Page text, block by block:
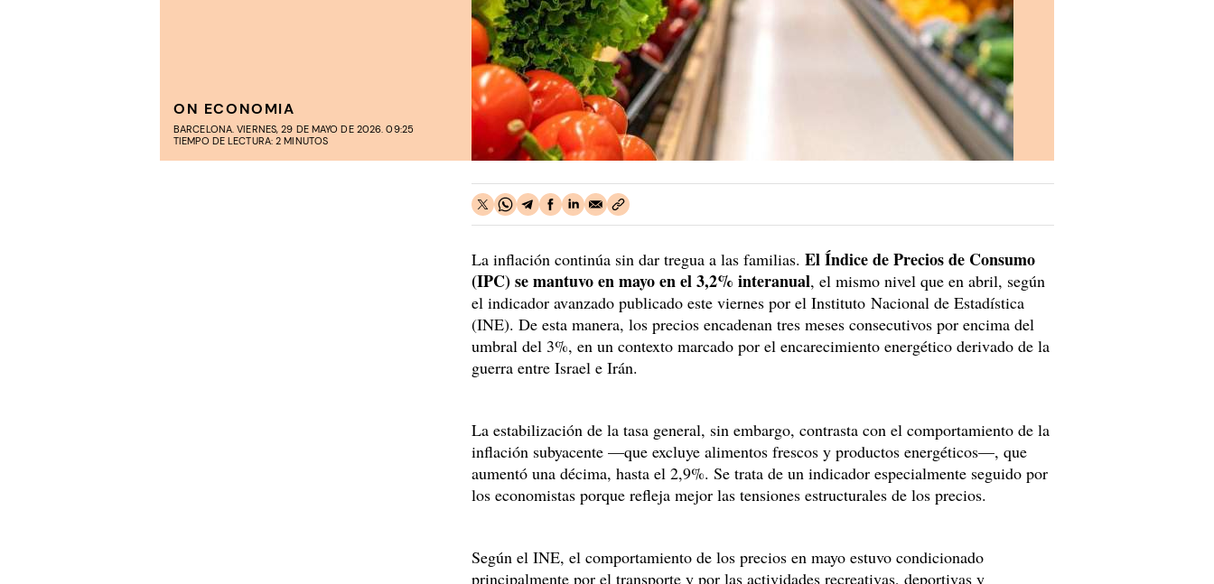
ON ECONOMIA
BARCELONA. VIERNES, 29 DE MAYO DE 2026. 09:25
TIEMPO DE LECTURA: 2 MINUTOS
La inflación continúa sin dar tregua a las familias. El Índice de Precios de Consumo
(IPC) se mantuvo en mayo en el 3,2% interanual, el mismo nivel que en abril, según
el indicador avanzado publicado este viernes por el Instituto Nacional de Estadística
(INE). De esta manera, los precios encadenan tres meses consecutivos por encima del
umbral del 3%, en un contexto marcado por el encarecimiento energético derivado de la
guerra entre Israel e Irán.
La estabilización de la tasa general, sin embargo, contrasta con el comportamiento de la
inflación subyacente —que excluye alimentos frescos y productos energéticos—, que
aumentó una décima, hasta el 2,9%. Se trata de un indicador especialmente seguido por
los economistas porque refleja mejor las tensiones estructurales de los precios.
Según el INE, el comportamiento de los precios en mayo estuvo condicionado
principalmente por el transporte y por las actividades recreativas, deportivas y